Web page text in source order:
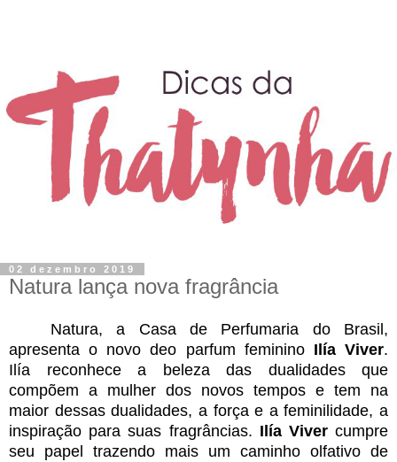
02 dezembro 2019
Natura lança nova fragrância
Natura, a Casa de Perfumaria do Brasil,
apresenta o novo deo parfum feminino Ilía Viver.
Ilía reconhece a beleza das dualidades que
compõem a mulher dos novos tempos e tem na
maior dessas dualidades, a força e a feminilidade, a
inspiração para suas fragrâncias. Ilía Vivercumpre
seu papel trazendo mais um caminho olfativo de